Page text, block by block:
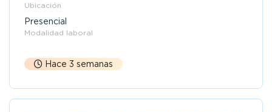
Ubicación
Presencial
Modalidad laboral
Hace 3 semanas